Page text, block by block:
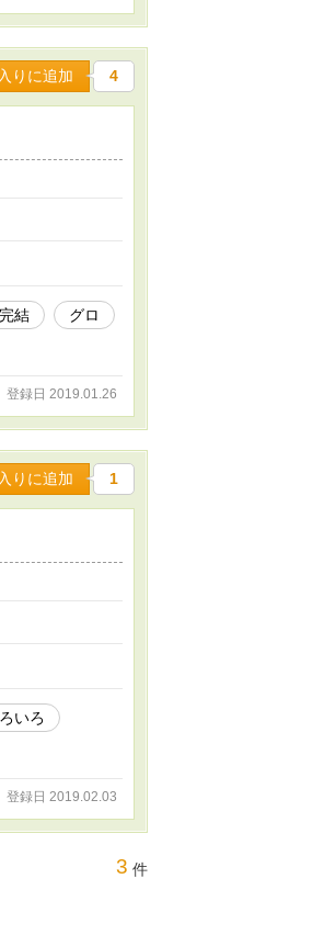
りに追加 4
結
グロ
登録日 2019.01.26
りに追加 1
いろ
登録日 2019.02.03
3 件